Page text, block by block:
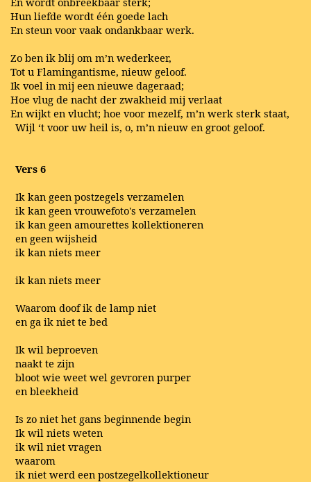
Hun liefde wordt één goede lach
En steun voor vaak ondankbaar werk.
Zo ben ik blij om m’n wederkeer,
Tot u Flamingantisme, nieuw geloof.
Ik voel in mij een nieuwe dageraad;
Hoe vlug de nacht der zwakheid mij verlaat
En wijkt en vlucht; hoe voor mezelf, m’n werk sterk staat,
Wijl ‘t voor uw heil is, o, m’n nieuw en groot geloof.
Vers 6
Ik kan geen postzegels verzamelen
ik kan geen vrouwefoto's verzamelen
ik kan geen amourettes kollektioneren
en geen wijsheid
ik kan niets meer
ik kan niets meer
Waarom doof ik de lamp niet
en ga ik niet te bed
Ik wil beproeven
naakt te zijn
bloot wie weet wel gevroren purper
en bleekheid
Is zo niet het gans beginnende begin
Ik wil niets weten
ik wil niet vragen
waarom
ik niet werd een postzegelkollektioneur